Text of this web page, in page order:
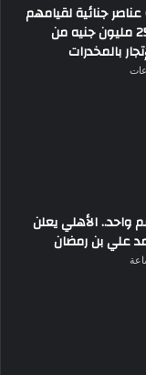
سقوط 6 عناصر جنائية لقيامهم
بغسل 250 مليون جنيه من
بالمخدرات
واحد.. الأهلي يعلن
علي بن رمضان